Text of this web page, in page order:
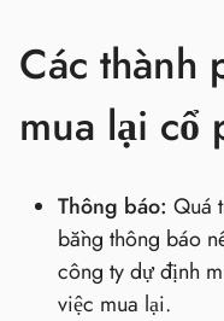
Các thành
mua lại cổ
Thông báo: Quá
bằng thông báo
công ty dự định
việc mua lại.